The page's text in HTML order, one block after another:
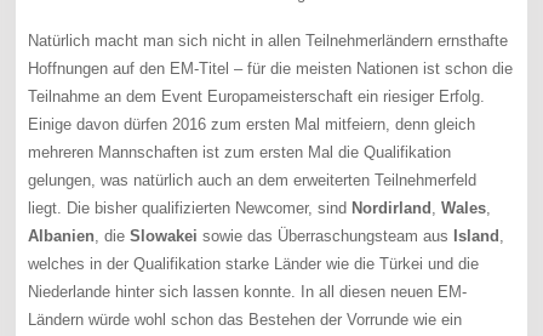
Natürlich macht man sich nicht in allen Teilnehmerländern ernsthafte
Hoffnungen auf den EM-Titel – für die meisten Nationen ist schon die
Teilnahme an dem Event Europameisterschaft ein riesiger Erfolg.
Einige davon dürfen 2016 zum ersten Mal mitfeiern, denn gleich
mehreren Mannschaften ist zum ersten Mal die Qualifikation
gelungen, was natürlich auch an dem erweiterten Teilnehmerfeld
liegt. Die bisher qualifizierten Newcomer, sind Nordirland ,Wales
Albanien , dieSlowakei sowie das Überraschungsteam aus Island
welches in der Qualifikation starke Länder wie die Türkei und die
Niederlande hinter sich lassen konnte. In all diesen neuen EM-
Ländern würde wohl schon das Bestehen der Vorrunde wie ein